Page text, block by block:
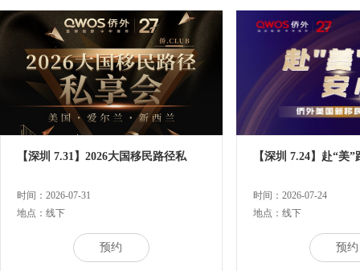
【深圳 7.31】2026大国移民路径私
时间：2026-07-31
地点：线下
预约
【深圳 7.24】赴“美
时间：2026-07-24
地点：线下
预约